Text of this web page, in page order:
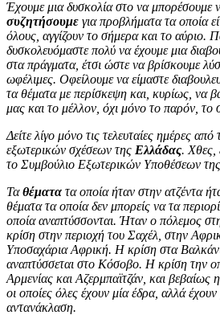
Έχουμε μια δυσκολία στο να μπορέσουμε
συζητήσουμε για προβλήματα τα οποία
όλους, αγγίζουν το σήμερα και το αύριο.
δυσκολευόμαστε πολύ να έχουμε μια
στα πράγματα, έτσι ώστε να βρίσκουμε
ωφέλιμες. Οφείλουμε να είμαστε
τα θέματα με περίσκεψη και, κυρίως, να
μας και το μέλλον, όχι μόνο το παρόν, το
Δείτε λίγο μόνο τις τελευταίες ημέρες
εξωτερικών σχέσεων της Ελλάδας. Χθες,
το Συμβούλιο Εξωτερικών Υποθέσεων
Ταθέματα τα οποία ήταν στην ατζέντα
θέματα τα οποία δεν μπορείς να τα
οποία αναπτύσσονται. Ήταν ο πόλεμος
κρίση στην περιοχή του Σαχέλ, στην
Υποσαχάρια Αφρική. Η κρίση στα
αναπτύσσεται στο Κόσοβο. Η κρίση την
Αρμενίας και Αζερμπαϊτζάν, και
οι οποίες όλες έχουν μία έδρα, αλλά έχουν
αντανάκλαση.